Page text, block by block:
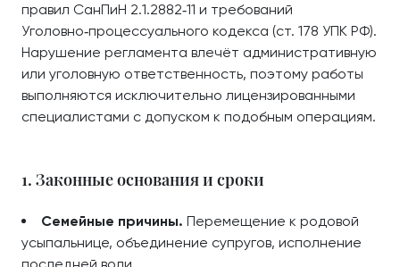
правил СанПиН 2.1.2882‑11 и требований
Уголовно‑процессуального кодекса (ст. 178 УПК РФ).
Нарушение регламента влечёт административную
или уголовную ответственность, поэтому работы
выполняются исключительно лицензированными
специалистами с допуском к подобным операциям.
1. Законные основания и сроки
Семейные причины. Перемещение к родовой
усыпальнице, объединение супругов, исполнение